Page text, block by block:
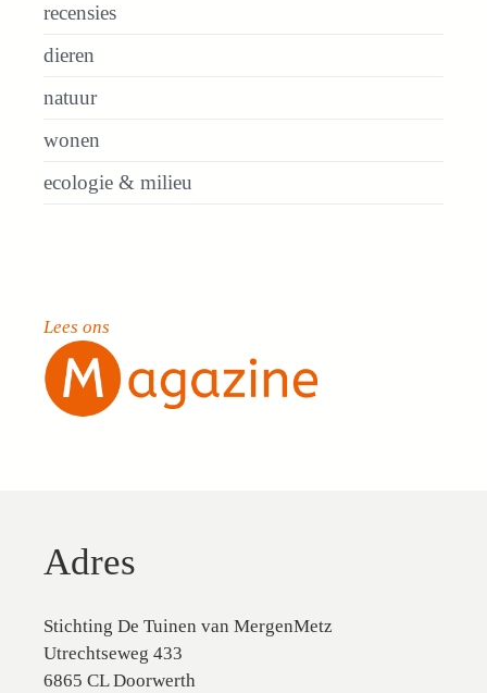
recensies
dieren
natuur
wonen
ecologie & milieu
Lees ons
Adres
Stichting De Tuinen van MergenMetz
Utrechtseweg 433
6865 CL Doorwerth